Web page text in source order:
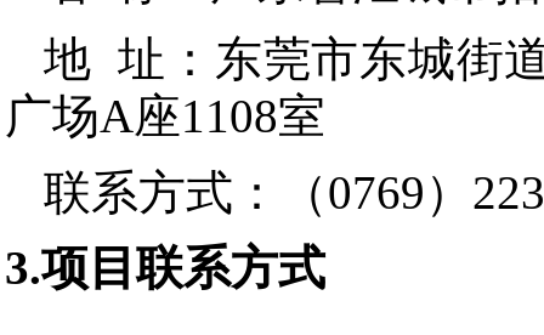
地 址： 东莞市东城街
广场A座1108室
联系方式：
（0769）
3.项目联系方式